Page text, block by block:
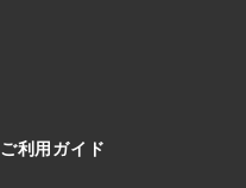
ご利用ガイド